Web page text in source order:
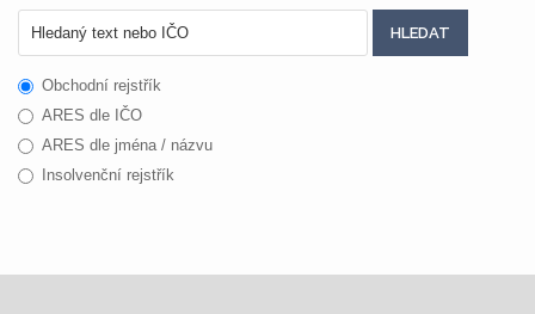
Obchodní rejstřík
ARES dle IČO
ARES dle jména / názvu
Insolvenční rejstřík